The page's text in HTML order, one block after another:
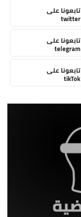
تابعونا على
twitter
تابعونا على
telegram
تابعونا على
tikTok